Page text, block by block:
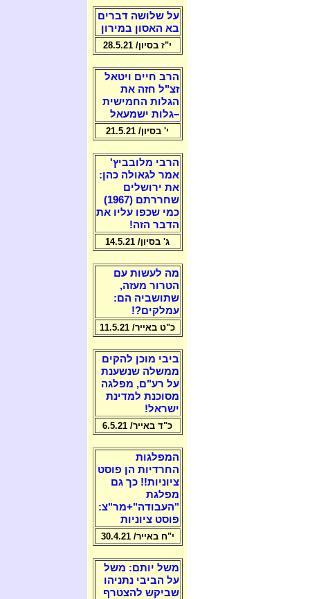
על שלושה דברים
בא האסון במירון
י"ז בסיון/ 28.5.21
הרב חיים ויטאל
זצ"ל חזה את
הגלות החמישית
–גלות ישמעאל
י' בסיון/ 21.5.21
הרבי מלובביץ'
אמר לגאולה כהן:
את ירושלים
שחררתם (1967)
כמי שכפו עליו את
הדבר הזה!
ג' בסיון/ 14.5.21
מה לעשות עם
הטרור מעזה,
שתושביה הם:
עמלקים?!
כ"ט באייר/ 11.5.21
ביבי מוכן להקים
ממשלה שנשענת
על רע"ם, מפלגה
מסוכנת למדינת
ישראל!
כ"ד באייר/ 6.5.21
המפלגות
החרדיות הן פוסט
ציוניות!! כך גם
מפלגת
"העבודה"+מר"צ:
פוסט ציוניות
י"ח באייר/ 30.4.21
משל יותם: משל
על הביבי נתניהו
שביקש להצטרף